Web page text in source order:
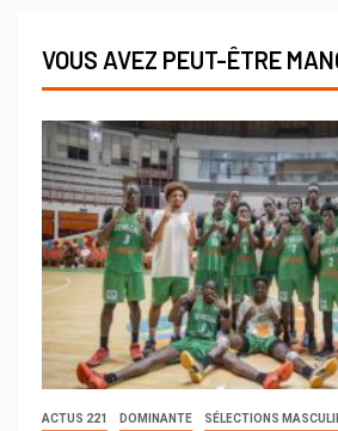
VOUS AVEZ PEUT-ÊTRE
ACTUS 221 DOMINANTE
SÉLECTIONS